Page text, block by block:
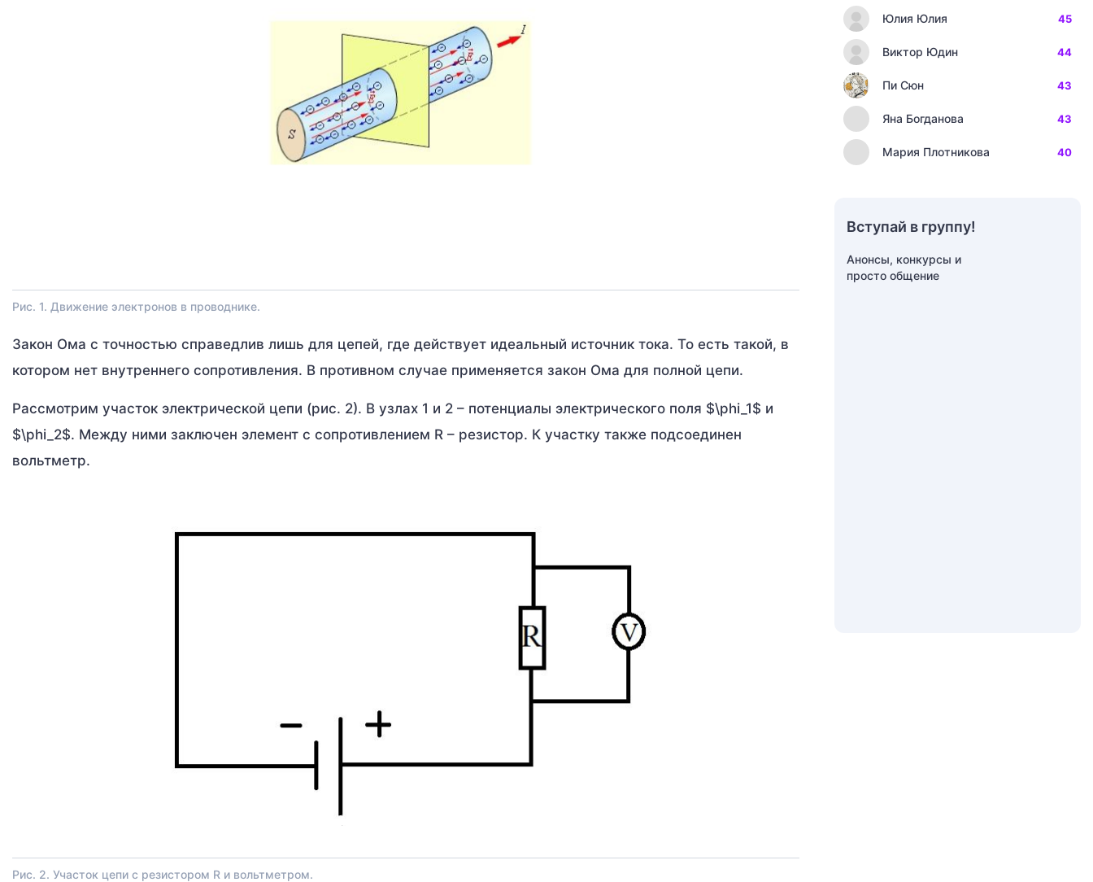
Рис. 1. Движение электронов в проводнике.
Закон Ома с точностью справедлив лишь для цепей, где действует идеальный источник тока. То есть такой, в
котором нет внутреннего сопротивления. В противном случае применяется закон Ома для полной цепи.
Рассмотрим участок электрической цепи (рис. 2). В узлах 1 и 2 – потенциалы электрического поля $\phi_1$ и
$\phi_2$. Между ними заключен элемент с сопротивлением R – резистор. К участку также подсоединен
вольтметр.
Рис. 2. Участок цепи с резистором R и вольтметром.
Юлия Юлия 45
Виктор Юдин 44
Пи Сюн 43
Яна Богданова 43
Мария Плотникова 40
Вступай в группу!
Анонсы, конкурсы и
просто общение